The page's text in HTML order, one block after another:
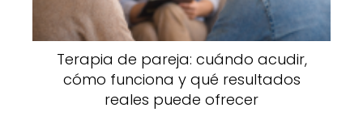
Terapia de pareja: cuándo acudir,
cómo funciona y qué resultados
reales puede ofrecer